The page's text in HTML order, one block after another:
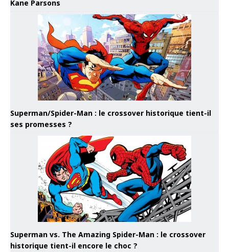
Kane Parsons
Superman/Spider-Man : le crossover historique tient-il
ses promesses ?
Superman vs. The Amazing Spider-Man : le crossover
historique tient-il encore le choc ?